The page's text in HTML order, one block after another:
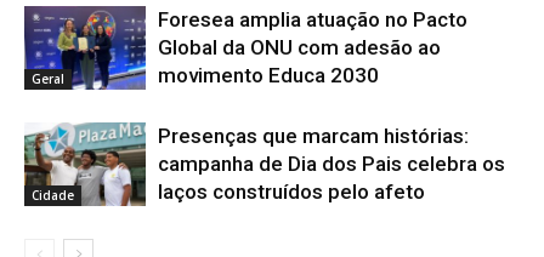
Geral
Foresea amplia atuação no Pacto
Global da ONU com adesão ao
movimento Educa 2030
Cidade
Presenças que marcam histórias:
campanha de Dia dos Pais celebra os
laços construídos pelo afeto